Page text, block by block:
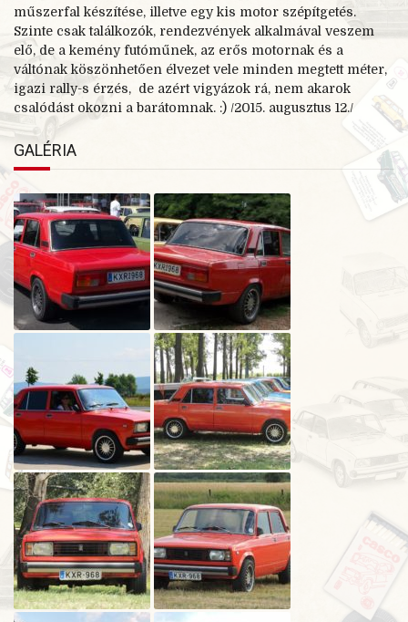
műszerfal készítése, illetve egy kis motor szépítgetés.
Szinte csak találkozók, rendezvények alkalmával veszem
elő, de a kemény futóműnek, az erős motornak és a
váltónak köszönhetően élvezet vele minden megtett méter,
igazi rally-s érzés, de azért vigyázok rá, nem akarok
csalódást okozni a barátomnak. :) /2015. augusztus 12./
GALÉRIA